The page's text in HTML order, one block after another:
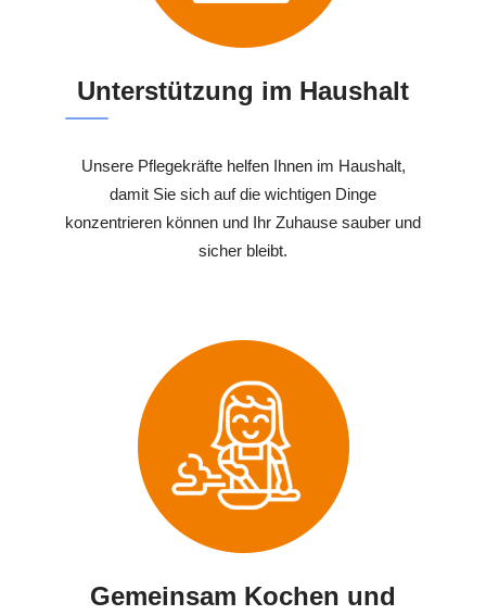
Unterstützung im Haushalt
Unsere Pflegekräfte helfen Ihnen im Haushalt,
damit Sie sich auf die wichtigen Dinge
konzentrieren können und Ihr Zuhause sauber und
sicher bleibt.
Gemeinsam Kochen und